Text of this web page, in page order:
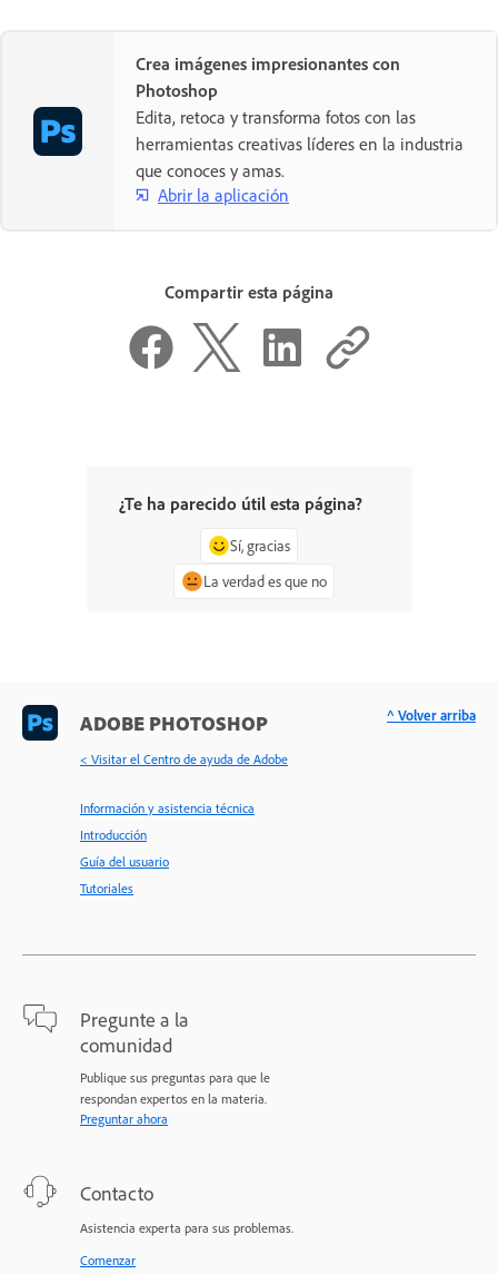
Crea imágenes impresionantes con
Photoshop
Edita, retoca y transforma fotos con las
herramientas creativas líderes en la industria
que conoces y amas.
Abrir la aplicación
Compartir esta página
¿Te ha parecido útil esta página?
Sí, gracias
La verdad es que no
ADOBE PHOTOSHOP
< Visitar el Centro de ayuda de Adobe
Información y asistencia técnica
Introducción
Guía del usuario
Tutoriales
Pregunte a la
comunidad
Publique sus preguntas para que le
respondan expertos en la materia.
Preguntar ahora
Contacto
Asistencia experta para sus problemas.
Comenzar
^ Volver arriba